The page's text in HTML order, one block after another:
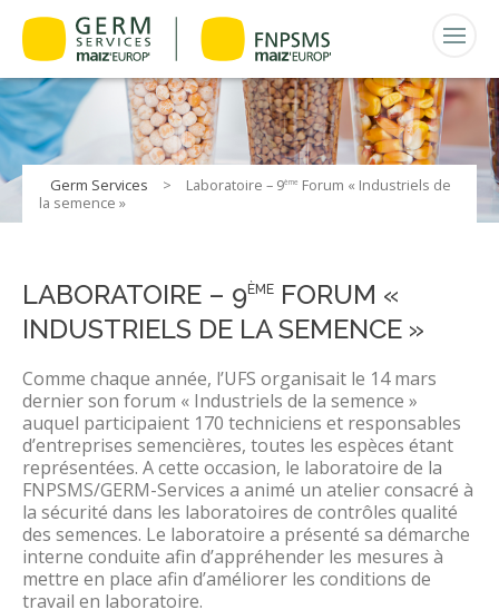
Germ Services > Laboratoire – 9ème Forum « Industriels de
la semence »
LABORATOIRE – 9ÈME FORUM «
INDUSTRIELS DE LA SEMENCE »
Comme chaque année, l’UFS organisait le 14 mars
dernier son forum « Industriels de la semence »
auquel participaient 170 techniciens et responsables
d’entreprises semencières, toutes les espèces étant
représentées. A cette occasion, le laboratoire de la
FNPSMS/GERM-Services a animé un atelier consacré à
la sécurité dans les laboratoires de contrôles qualité
des semences. Le laboratoire a présenté sa démarche
interne conduite afin d’appréhender les mesures à
mettre en place afin d’améliorer les conditions de
travail en laboratoire.